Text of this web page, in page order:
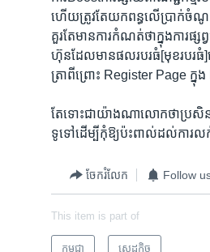
ហើយ​ត្រូវ​តែ​យក​ពន្ធ​លើ​ប្រាក់​ចំណូ
គួរតែ​មាន​ការ​កំណត់​ថា​ក្នុង​ការ​ផ្
ហ៊ុន​ដែល​មាន​ផល​របរ​ធំ​[មុខ​របរ​ធំ]​
ត្រា​ពីព្រោះ ​Register Page ​ក្នុ
តែ​ទោះ​ជាយ៉ាង​ណា​លោក​ថា​ប្រសិន​
ទូទៅ​ដើម្បី​កុំ​ឱ្យ​ប៉ះ​ពាល់​ដល់​ការ​ល
ចែករំលែក Follow
This item is part of
កម្ពុជា សេដ្ឋកិច្ច